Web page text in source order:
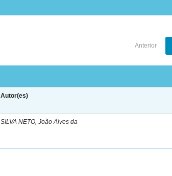
Anterior
Autor(es)
SILVA NETO, João Alves da